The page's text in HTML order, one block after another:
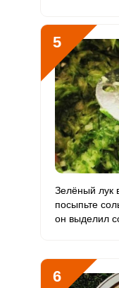
Хром 21.7
Цинк 7.2
Бор
Ванадий 36.8
Молибден 30.7
5
Зелёный лук
посыпьте
он выделил
6